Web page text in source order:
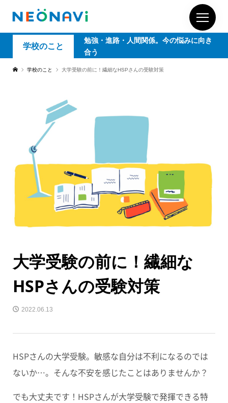
学校のこと
勉強・進路・人間関係。今の悩みに向き
合う
学校のこと 大学受験の前に！繊細なHSPさんの受験対策
大学受験の前に！繊細な
HSPさんの受験対策
2022.06.13
HSPさんの大学受験。敏感な自分は不利になるのでは
ないか…。そんな不安を感じたことはありませんか？
でも大丈夫です！HSPさんが大学受験で発揮できる特